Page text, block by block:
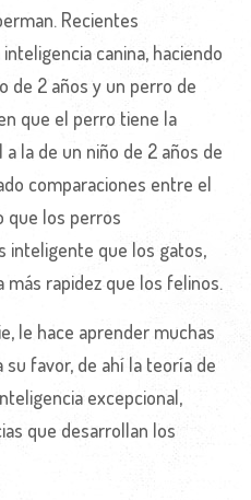
Recientes
canina, haciendo
de 2 años y un perro de
que el perro tiene la
la de un niño de 2 años de
comparaciones entre el
que los perros
inteligente que los gatos,
rapidez que los felinos.
le hace aprender muchas
favor, de ahí la teoría de
excepcional,
que desarrollan los